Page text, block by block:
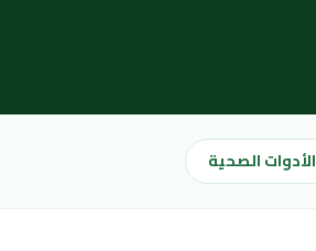
الأدوات الصحية